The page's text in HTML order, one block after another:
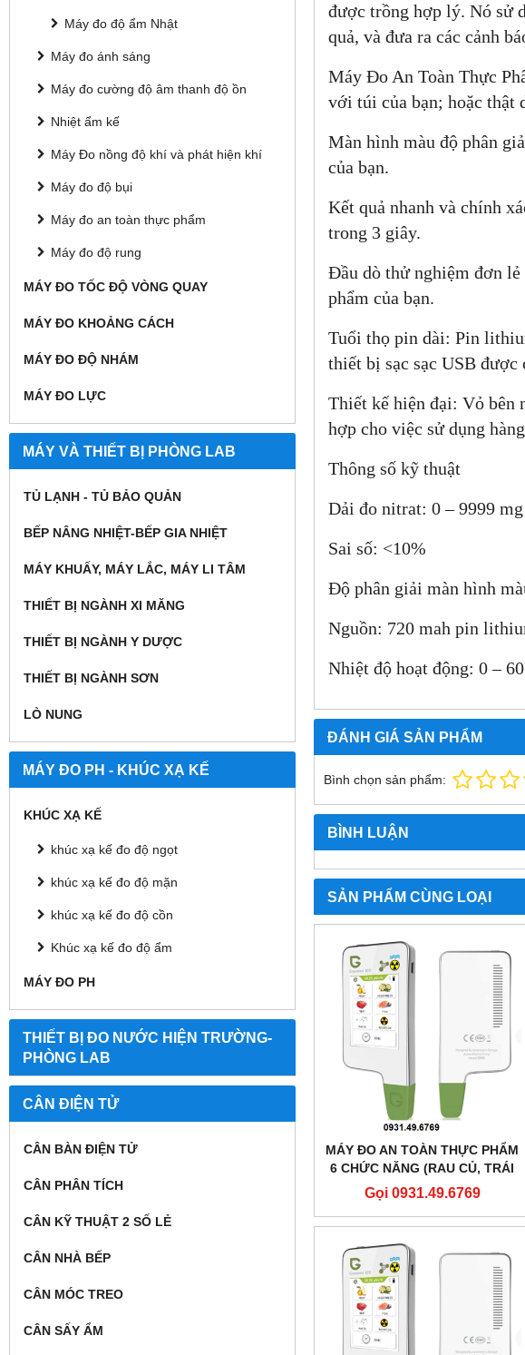
Máy đo độ ẩm Nhật
Máy đo ánh sáng
Máy đo cường độ âm thanh độ ồn
Nhiệt ẩm kế
Máy Đo nồng độ khí và phát hiện khí
Máy đo độ bụi
Máy đo an toàn thực phẩm
Máy đo độ rung
MÁY ĐO TỐC ĐỘ VÒNG QUAY
MÁY ĐO KHOẢNG CÁCH
MÁY ĐO ĐỘ NHÁM
MÁY ĐO LỰC
MÁY VÀ THIẾT BỊ PHÒNG LAB
TỦ LẠNH - TỦ BẢO QUẢN
BẾP NÂNG NHIỆT-BẾP GIA NHIỆT
MÁY KHUẤY, MÁY LẮC, MÁY LI TÂM
THIẾT BỊ NGÀNH XI MĂNG
THIẾT BỊ NGÀNH Y DƯỢC
THIẾT BỊ NGÀNH SƠN
LÒ NUNG
MÁY ĐO PH - KHÚC XẠ KẾ
KHÚC XẠ KẾ
khúc xạ kế đo độ ngọt
khúc xạ kế đo độ mặn
khúc xạ kế đo độ cồn
Khúc xạ kế đo độ ẩm
MÁY ĐO PH
THIẾT BỊ ĐO NƯỚC HIỆN TRƯỜNG-
PHÒNG LAB
CÂN ĐIỆN TỬ
CÂN BÀN ĐIỆN TỬ
CÂN PHÂN TÍCH
CÂN KỸ THUẬT 2 SỐ LẺ
CÂN NHÀ BẾP
CÂN MÓC TREO
CÂN SẤY ẨM
được trồng hợp lý. Nó sử
quả, và đưa ra các cảnh
Máy Đo An Toàn Thực
với túi của bạn; hoặc thật
Màn hình màu độ phân
của bạn.
Kết quả nhanh và chính
trong 3 giây.
Đầu dò thử nghiệm đơn lẻ
phẩm của bạn.
Tuổi thọ pin dài: Pin
thiết bị sạc sạc USB được
Thiết kế hiện đại: Vỏ bên
hợp cho việc sử dụng
Thông số kỹ thuật
Dải đo nitrat: 0 – 9999
Sai số: <10%
Độ phân giải màn hình
Nguồn: 720 mah pin
Nhiệt độ hoạt động: 0 –
ĐÁNH GIÁ SẢN PHẨM
Bình chọn sản phẩm:
BÌNH LUẬN
SẢN PHẨM CÙNG LOẠI
MÁY ĐO AN TOÀN THỰC PHẨM
6 CHỨC NĂNG (RAU CỦ, TRÁI
CÂY, CHẤT LƯỢNG NƯỚC,
XẠ)MODEL:GREENTESTECOV5
Gọi 0931.49.6769